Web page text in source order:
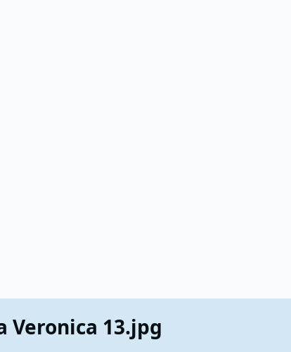
Veronica 13.jpg